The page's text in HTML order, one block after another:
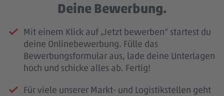
Deine Bewerbung.
Mit einem Klick auf „Jetzt bewerben“ startest du
deine Onlinebewerbung. Fülle das
Bewerbungsformular aus, lade deine Unterlagen
hoch und schicke alles ab. Fertig!
Für viele unserer Markt- und Logistikstellen geht